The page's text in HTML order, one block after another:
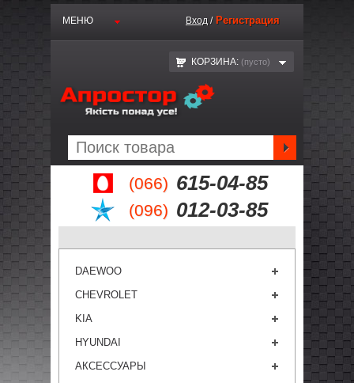
(066) 615-04-85
(096) 012-03-85
МЕНЮ Вход / Регистрация
КОРЗИНА: (пустo)
DAEWOO
CHEVROLET
KIA
HYUNDAI
АКСЕССУАРЫ